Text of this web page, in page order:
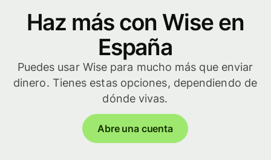
Haz más con Wise en
España
Puedes usar Wise para mucho más que enviar
dinero. Tienes estas opciones, dependiendo de
dónde vivas.
Abre una cuenta